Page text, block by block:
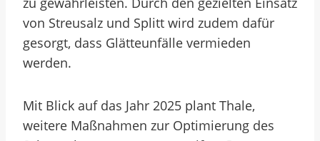
von Streusalz und Splitt wird zudem dafür
gesorgt, dass Glätteunfälle vermieden
werden.
Mit Blick auf das Jahr 2025 plant Thale,
weitere Maßnahmen zur Optimierung des